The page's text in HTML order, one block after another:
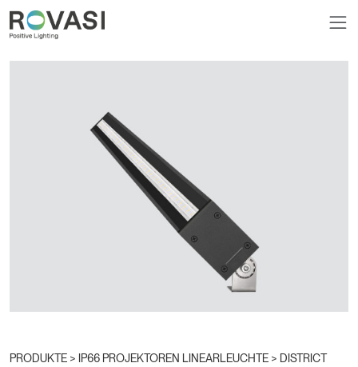
PRODUKTE > IP66 PROJEKTOREN LINEARLEUCHTE > DISTRICT